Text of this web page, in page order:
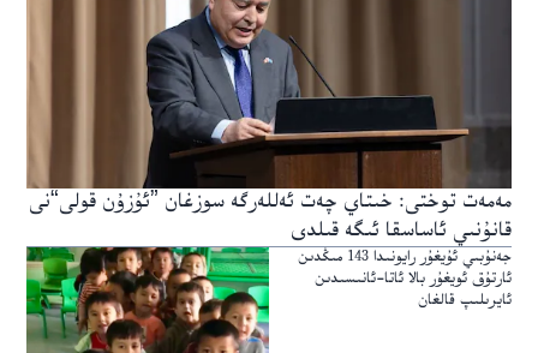
مەمەت توختى: خىتاي چەت ئەللەرگە سوزغان ”ئۇزۇن قولى“نى
قانۇنىي ئاساسقا ئىگە قىلدى
جەنۇبىي ئۇيغۇر رايونىدا 143 مىڭدىن
ئارتۇق ئويغۇر بالا ئاتا-ئانىسىدىن
ئايرىلىپ قالغان